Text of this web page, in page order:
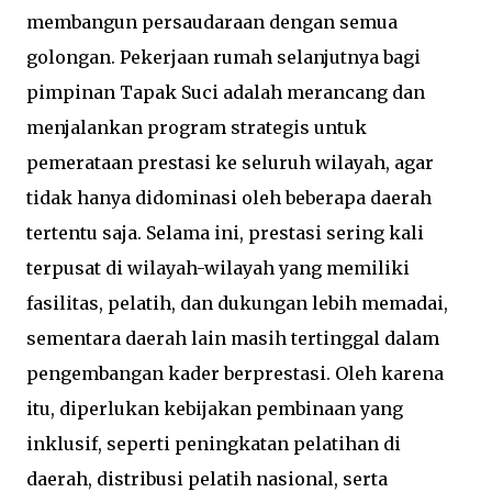
membangun persaudaraan dengan semua
golongan. Pekerjaan rumah selanjutnya bagi
pimpinan Tapak Suci adalah merancang dan
menjalankan program strategis untuk
pemerataan prestasi ke seluruh wilayah, agar
tidak hanya didominasi oleh beberapa daerah
tertentu saja. Selama ini, prestasi sering kali
terpusat di wilayah-wilayah yang memiliki
fasilitas, pelatih, dan dukungan lebih memadai,
sementara daerah lain masih tertinggal dalam
pengembangan kader berprestasi. Oleh karena
itu, diperlukan kebijakan pembinaan yang
inklusif, seperti peningkatan pelatihan di
daerah, distribusi pelatih nasional, serta